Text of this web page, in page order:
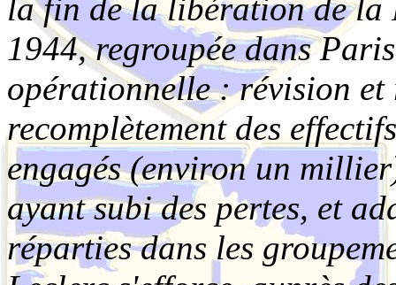
la fin de la libération de
1944, regroupée dans
opérationnelle : révision et
recomplètement des
engagés (environ un
ayant subi des pertes, et
réparties dans les